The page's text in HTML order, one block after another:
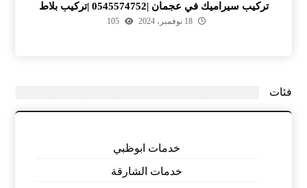
تركيب سيراميك في عجمان |0545574752 |تركيب بلاط
18 نوفمبر، 2024 105
فئات
خدمات ابوظبي
خدمات الشارقة